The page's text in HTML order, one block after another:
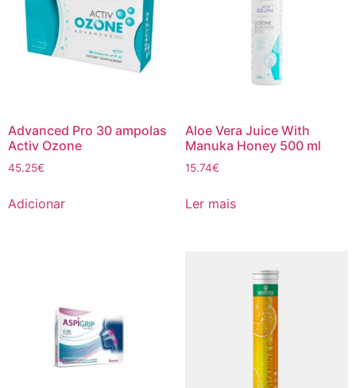
Advanced Pro 30 ampolas
Activ Ozone
45.25€
Adicionar
Aloe Vera Juice With
Manuka Honey 500 ml
15.74€
Ler mais